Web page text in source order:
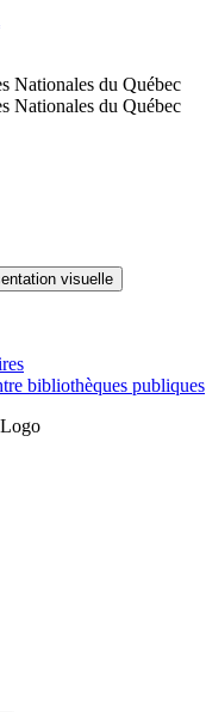
visuelle
bibliothèques publiques